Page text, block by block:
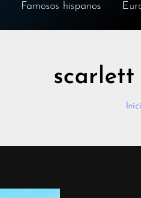
Famosos hispanos